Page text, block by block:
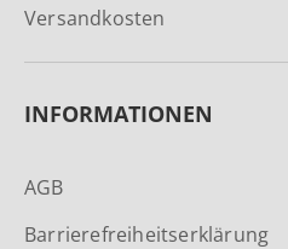
Versandkosten
INFORMATIONEN
AGB
Barrierefreiheitserklärung